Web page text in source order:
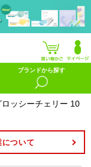
ブランドから探す
ッシーチェリー 10
ついて